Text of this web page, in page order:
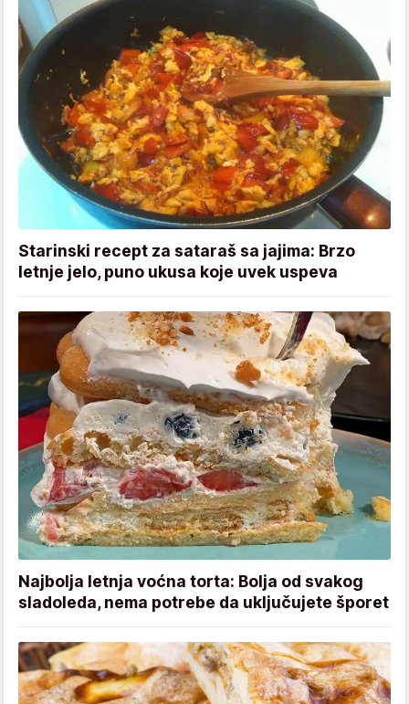
Starinski recept za sataraš sa jajima: Brzo
letnje jelo, puno ukusa koje uvek uspeva
Najbolja letnja voćna torta: Bolja od svakog
sladoleda, nema potrebe da uključujete šporet